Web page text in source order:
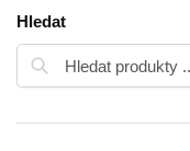
Hledat